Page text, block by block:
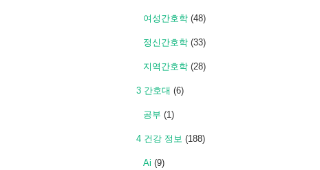
여성간호학 (48)
정신간호학 (33)
지역간호학 (28)
3 간호대 (6)
공부 (1)
4 건강 정보 (188)
Ai (9)